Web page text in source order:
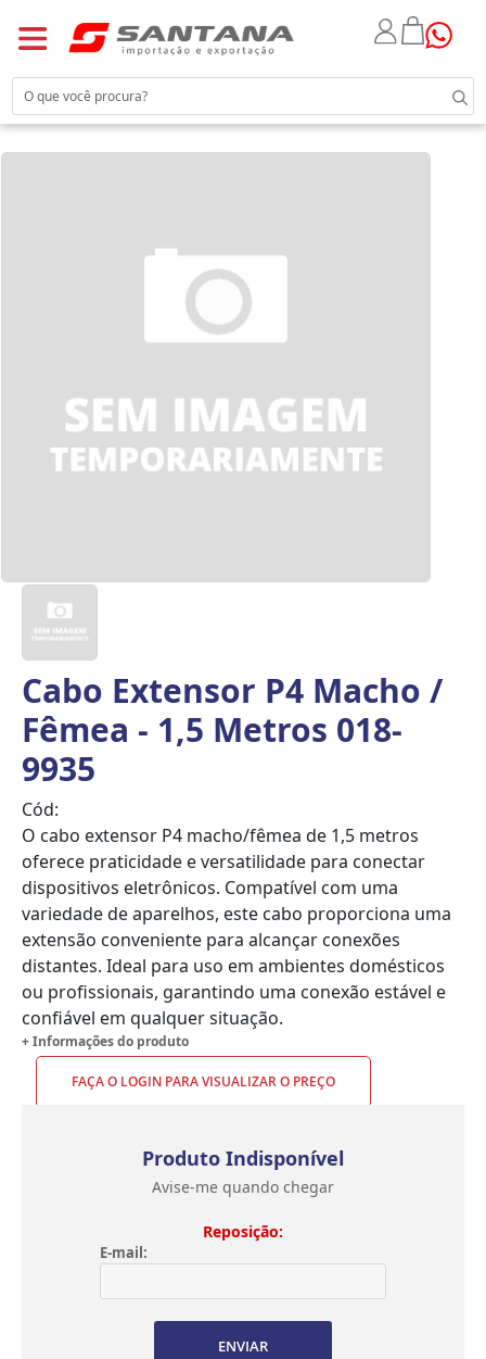
Cabo Extensor P4 Macho /
Fêmea - 1,5 Metros 018-
9935
Cód:
O cabo extensor P4 macho/fêmea de 1,5 metros
oferece praticidade e versatilidade para conectar
dispositivos eletrônicos. Compatível com uma
variedade de aparelhos, este cabo proporciona uma
extensão conveniente para alcançar conexões
distantes. Ideal para uso em ambientes domésticos
ou profissionais, garantindo uma conexão estável e
confiável em qualquer situação.
+ Informações do produto
FAÇA O LOGIN PARA VISUALIZAR O PREÇO
Produto Indisponível
Avise-me quando chegar
Reposição:
E-mail:
ENVIAR